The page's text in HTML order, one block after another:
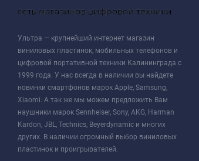
Ультра — крупнейший интернет магазин
виниловых пластинок, мобильных телефонов и
цифровой портативной техники Калининграда с
1999 года. У нас всегда в наличии вы найдете
новинки смартфонов марок Apple, Samsung,
Xiaomi. А так же мы можем предложить Вам
наушники марок Sennheiser, Sony, AKG, Harman
Kardon, JBL, Technics, Beyerdynamic и многих
других. В наличии огромный выбор виниловых
пластинок и проигрывателей.